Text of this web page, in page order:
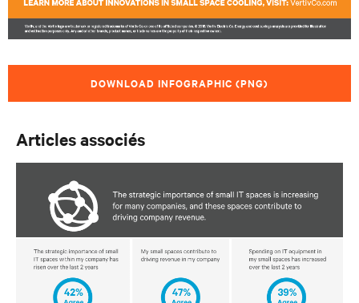
DOWNLOAD INFOGRAPHIC (PNG)
Articles associés